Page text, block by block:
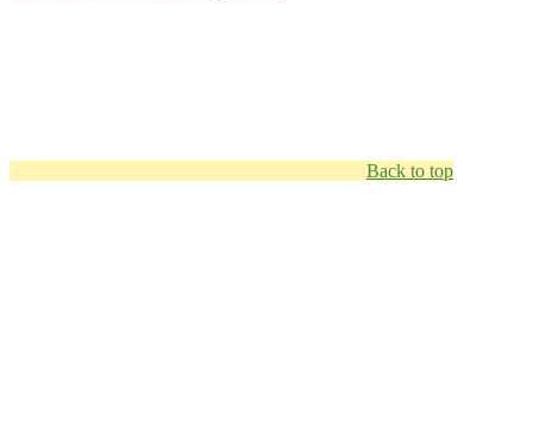
Back to top